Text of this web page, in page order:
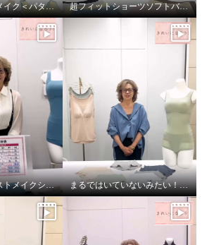
楽に美しバストメイク＜パターン編＞ 超フィットショーツソフトバージョン！
ワイヤーで美バストメイクシリーズ サイズの選び方 まるではいていないみたい！超のびのび吸水速乾付きショーツ